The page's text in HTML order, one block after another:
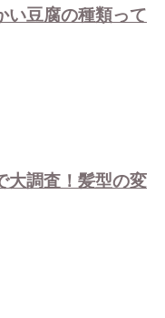
い豆腐の種類って
大調査！髪型の変